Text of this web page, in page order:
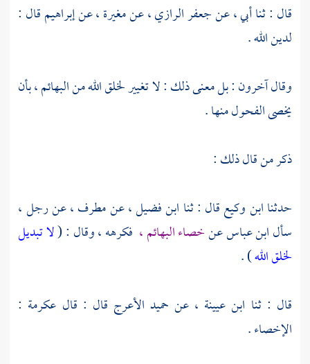
قال : ثنا أبي ، عنجعفر الرازي ،عنمغيرة ،عنإبراهيمقال :
لدين الله .
وقال آخرون : بل معنى ذلك : لا تغيير لخلق الله من البهائم ، بأن
يخصى الفحول منها .
ذكر من قال ذلك :
حدثناابن وكيعقال : ثنا ابن فضيل ،عنمطرف ،عن رجل ،
سألابن عباسعنخصاء البهائم ، فكرهه ، وقال : (لا تبديل
لخلق الله) .
قال : ثنا ابن عيينة ، عن حميد الأعرج قال : قال عكرمة :
الإخصاء .